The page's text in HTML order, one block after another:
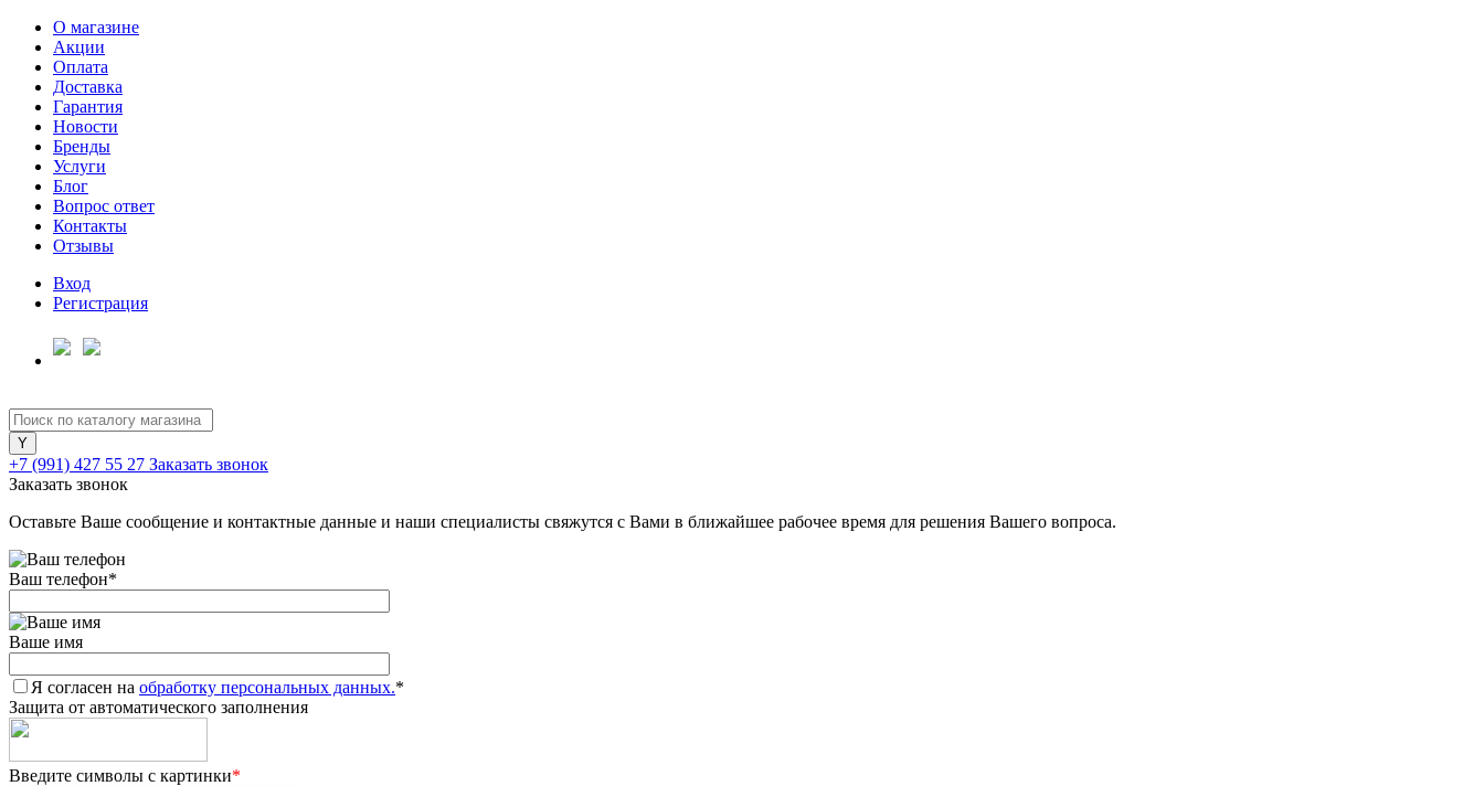
О магазине
Акции
Оплата
Доставка
Гарантия
Новости
Бренды
Услуги
Блог
Вопрос ответ
Контакты
Отзывы
Вход
Регистрация
+7 (991) 427 55 27 Заказать звонок
Заказать звонок
Оставьте Ваше сообщение и контактные данные и наши специалисты свяжутся с Вами в ближайшее рабочее время для решения Вашего вопроса.
Ваш телефон*
Ваше имя
Я согласен на обработку персональных данных.*
Защита от автоматического заполнения
Введите символы с картинки*
на частибез переплат